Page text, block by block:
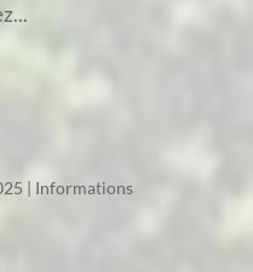
| Informations